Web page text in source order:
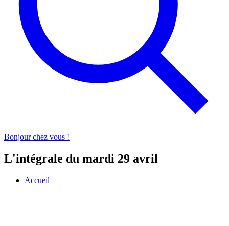
Bonjour chez vous !
L'intégrale du mardi 29 avril
Accueil